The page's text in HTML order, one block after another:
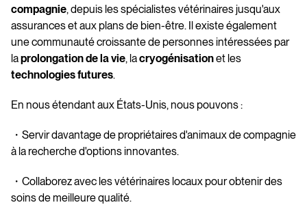
compagnie, depuis les spécialistes vétérinaires jusqu'aux
assurances et aux plans de bien-être. Il existe également
une communauté croissante de personnes intéressées par
laprolongation de la vie, lacryogénisationet les
technologies futures.
En nous étendant aux États-Unis, nous pouvons :
・Servir davantage de propriétaires d'animaux de compagnie
à la recherche d'options innovantes.
・Collaborez avec les vétérinaires locaux pour obtenir des
soins de meilleure qualité.